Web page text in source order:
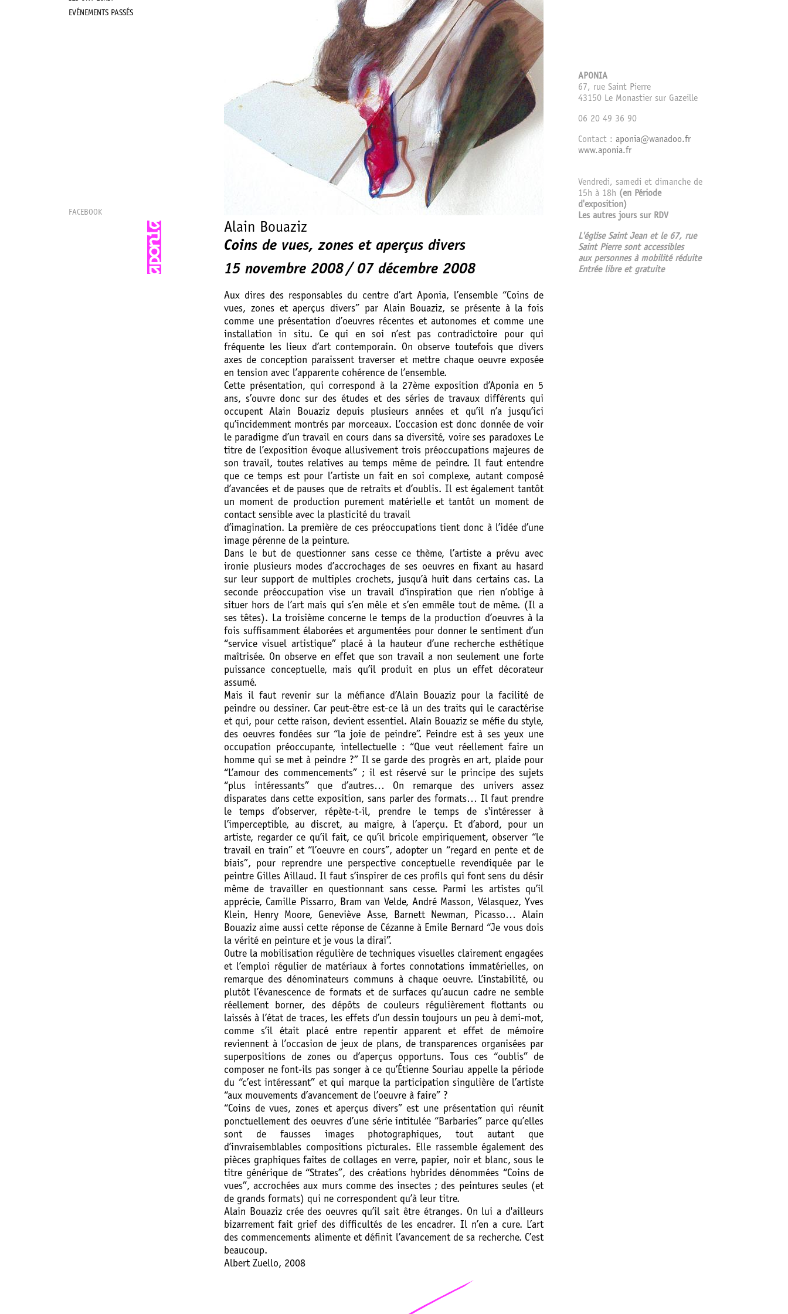
EVÉNEMENTS PASSÉS
FACEBOOK
Alain Bouaziz
Coins de vues, zones et aperçus divers
15 novembre 2008
07 décembre 2008
Aux dires des responsables du centre d’art Aponia, l’ensemble “Coins de
vues, zones et aperçus divers” par Alain Bouaziz, se présente à la fois
comme une présentation d’oeuvres récentes et autonomes et comme une
installation in situ. Ce qui en soi n’est pas contradictoire pour qui
fréquente les lieux d’art contemporain. On observe toutefois que divers
axes de conception paraissent traverser et mettre chaque oeuvre exposée
en tension avec l’apparente cohérence de l’ensemble.
Cette présentation, qui correspond à la 27ème exposition d’Aponia en 5
ans, s’ouvre donc sur des études et des séries de travaux différents qui
occupent Alain Bouaziz depuis plusieurs années et qu’il n’a jusqu’ici
qu’incidemment montrés par morceaux. L’occasion est donc donnée de voir
le paradigme d’un travail en cours dans sa diversité, voire ses paradoxes Le
titre de l’exposition évoque allusivement trois préoccupations majeures de
son travail, toutes relatives au temps même de peindre. Il faut entendre
que ce temps est pour l’artiste un fait en soi complexe, autant composé
d’avancées et de pauses que de retraits et d’oublis. Il est également tantôt
un moment de production purement matérielle et tantôt un moment de
contact sensible avec la plasticité du travail
d’imagination. La première de ces préoccupations tient donc à l’idée d’une
image pérenne de la peinture.
Dans le but de questionner sans cesse ce thème, l’artiste a prévu avec
ironie plusieurs modes d’accrochages de ses oeuvres en fixant au hasard
sur leur support de multiples crochets, jusqu’à huit dans certains cas. La
seconde préoccupation vise un travail d’inspiration que rien n’oblige à
situer hors de l’art mais qui s’en mêle et s’en emmêle tout de même. (Il a
ses têtes). La troisième concerne le temps de la production d’oeuvres à la
fois suffisamment élaborées et argumentées pour donner le sentiment d’un
“service visuel artistique” placé à la hauteur d’une recherche esthétique
maîtrisée. On observe en effet que son travail a non seulement une forte
puissance conceptuelle, mais qu’il produit en plus un effet décorateur
assumé.
Mais il faut revenir sur la méfiance d’Alain Bouaziz pour la facilité de
peindre ou dessiner. Car peut-être est-ce là un des traits qui le caractérise
et qui, pour cette raison, devient essentiel. Alain Bouaziz se méfie du style,
des oeuvres fondées sur “la joie de peindre”. Peindre est à ses yeux une
occupation préoccupante, intellectuelle : “Que veut réellement faire un
homme qui se met à peindre ?” Il se garde des progrès en art, plaide pour
“L’amour des commencements” ; il est réservé sur le principe des sujets
“plus intéressants” que d’autres… On remarque des univers assez
disparates dans cette exposition, sans parler des formats… Il faut prendre
le temps d’observer, répète-t-il, prendre le temps de s'intéresser à
l’imperceptible, au discret, au maigre, à l’aperçu. Et d’abord, pour un
artiste, regarder ce qu’il fait, ce qu’il bricole empiriquement, observer “le
travail en train” et “l’oeuvre en cours”, adopter un “regard en pente et de
biais”, pour reprendre une perspective conceptuelle revendiquée par le
peintre Gilles Aillaud. Il faut s’inspirer de ces profils qui font sens du désir
même de travailler en questionnant sans cesse. Parmi les artistes qu’il
apprécie, Camille Pissarro, Bram van Velde, André Masson, Vélasquez, Yves
Klein, Henry Moore, Geneviève Asse, Barnett Newman, Picasso… Alain
Bouaziz aime aussi cette réponse de Cézanne à Emile Bernard “Je vous dois
la vérité en peinture et je vous la dirai”.
Outre la mobilisation régulière de techniques visuelles clairement engagées
et l’emploi régulier de matériaux à fortes connotations immatérielles, on
remarque des dénominateurs communs à chaque oeuvre. L’instabilité, ou
plutôt l’évanescence de formats et de surfaces qu’aucun cadre ne semble
réellement borner, des dépôts de couleurs régulièrement flottants ou
laissés à l’état de traces, les effets d’un dessin toujours un peu à demi-mot,
comme s’il était placé entre repentir apparent et effet de mémoire
reviennent à l’occasion de jeux de plans, de transparences organisées par
superpositions de zones ou d’aperçus opportuns. Tous ces “oublis” de
composer ne font-ils pas songer à ce qu’Étienne Souriau appelle la période
du “c’est intéressant” et qui marque la participation singulière de l’artiste
“aux mouvements d’avancement de l’oeuvre à faire” ?
“Coins de vues, zones et aperçus divers” est une présentation qui réunit
ponctuellement des oeuvres d’une série intitulée “Barbaries” parce qu’elles
sont de fausses images photographiques, tout autant que
d’invraisemblables compositions picturales. Elle rassemble également des
pièces graphiques faites de collages en verre, papier, noir et blanc, sous le
titre générique de “Strates”, des créations hybrides dénommées “Coins de
vues”, accrochées aux murs comme des insectes ; des peintures seules (et
de grands formats) qui ne correspondent qu’à leur titre.
Alain Bouaziz crée des oeuvres qu’il sait être étranges. On lui a d'ailleurs
bizarrement fait grief des difficultés de les encadrer. Il n’en a cure. L’art
des commencements alimente et définit l’avancement de sa recherche. C’est
beaucoup.
Albert Zuello, 2008
APONIA
67, rue Saint Pierre
43150 Le Monastier sur Gazeille
06 20 49 36 90
Contact : aponia@wanadoo.fr
www.aponia.fr
Vendredi, samedi et dimanche de
15h à 18h (en Période
d'exposition)
Les autres jours sur RDV
L'église Saint Jean et le 67, rue
Saint Pierre sont accessibles
aux personnes à mobilité réduite
Entrée libre et gratuite